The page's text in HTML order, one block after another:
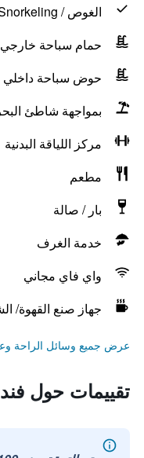
الغوص / Snorkeling
حمام سباحة خارجي
حوض سباحة داخلي
بمواجهة شاطئ البحر
مركز اللياقة البدنية
مطعم
بار / صالة
خدمة الغرف
واي فاي مجاني
جهاز صنع القهوة/
عرض جميع وسائل الراحة
تقييمات حول